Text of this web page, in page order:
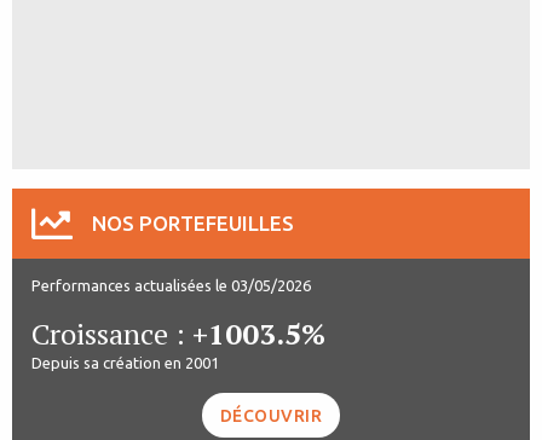
NOS PORTEFEUILLES
Performances actualisées le 03/05/2026
Croissance : +1003.5%
Depuis sa création en 2001
DÉCOUVRIR